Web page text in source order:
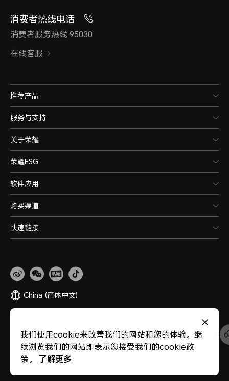
消费者热线电话
消费者服务热线 95030
在线客服
推荐产品
服务与支持
关于荣耀
荣耀ESG
软件应用
购买渠道
快速链接
China (简体中文)
版权所有 © 荣耀终端股份有限公司 2020-2026 保留一切权利。
44030002002883
粤ICP备20047157号
我们使用cookie来改善我们的网站和您的体验。继
续浏览我们的网站即表示您接受我们的cookie政
策。
了解更多